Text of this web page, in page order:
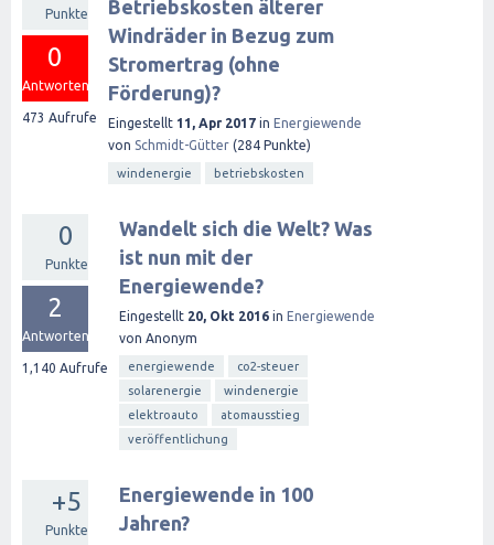
Punkte
0
Antworten
473 Aufrufe
Betriebskosten älterer
Windräder in Bezug zum
Stromertrag (ohne
Förderung)?
Eingestellt 11, Apr 2017 in Energiewende
von Schmidt-Gütter (284 Punkte)
windenergie betriebskosten
0
Punkte
2
Antworten
1,140 Aufrufe
Wandelt sich die Welt? Was
ist nun mit der
Energiewende?
Eingestellt 20, Okt 2016 in Energiewende
von Anonym
energiewende
co2-steuer
solarenergie
windenergie
elektroauto
atomausstieg
veröffentlichung
+5
Punkte
Energiewende in 100
Jahren?